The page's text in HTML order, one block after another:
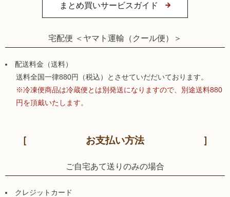
まとめ買いサービスガイド
宅配便 ＜ヤマト運輸（クール便）＞
配送料金（送料）
送料全国一律880円（税込）とさせていだだいております。
※冷凍便商品は冷蔵便とは別発送になりますので、別途送料880
円を頂戴いたします。
お支払い方法
ご自宅あて送りのみの場合
クレジットカード